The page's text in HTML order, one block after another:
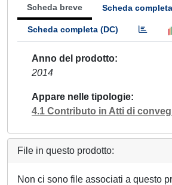
Scheda breve Scheda completa
Scheda completa (DC)
Anno del prodotto
2014
Appare nelle tipologie
4.1 Contributo in Atti di
File in questo prodotto:
Non ci sono file associati a questo